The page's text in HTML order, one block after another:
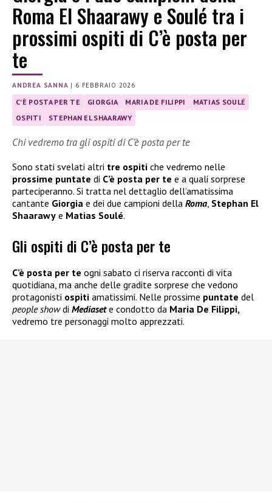
Roma El Shaarawy e Soulé tra i
prossimi ospiti di C’è posta per
te
ANDREA SANNA | 6 FEBBRAIO 2026
C'È POSTA PER TE GIORGIA MARIA DE FILIPPI
MATIAS SOULÉ
OSPITI
STEPHAN EL SHAARAWY
Chi vedremo tra gli ospiti di C’è posta per te
Sono stati svelati altri tre ospiti che vedremo nelle
prossime puntate di C’è posta per te e a quali sorprese
parteciperanno. Si tratta nel dettaglio dell’amatissima
cantante Giorgia e dei due campioni della Roma, Stephan El
Shaarawy e Matias Soulé.
Gli ospiti di C’è posta per te
C’è posta per te ogni sabato ci riserva racconti di vita
quotidiana, ma anche delle gradite sorprese che vedono
protagonisti ospiti amatissimi. Nelle prossime puntate del
people showdi Mediasete condotto da Maria De Filippi,
vedremo tre personaggi molto apprezzati.